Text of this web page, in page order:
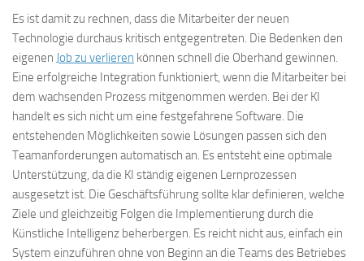
Es ist damit zu rechnen, dass die Mitarbeiter der neuen
Technologie durchaus kritisch entgegentreten. Die Bedenken den
eigenen Job zu verlieren können schnell die Oberhand gewinnen.
Eine erfolgreiche Integration funktioniert, wenn die Mitarbeiter bei
dem wachsenden Prozess mitgenommen werden. Bei der KI
handelt es sich nicht um eine festgefahrene Software. Die
entstehenden Möglichkeiten sowie Lösungen passen sich den
Teamanforderungen automatisch an. Es entsteht eine optimale
Unterstützung, da die KI ständig eigenen Lernprozessen
ausgesetzt ist. Die Geschäftsführung sollte klar definieren, welche
Ziele und gleichzeitig Folgen die Implementierung durch die
Künstliche Intelligenz beherbergen. Es reicht nicht aus, einfach ein
System einzuführen ohne von Beginn an die Teams des Betriebes